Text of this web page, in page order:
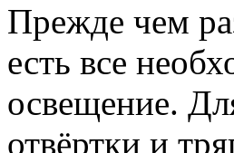
Прежде чем
есть все
освещение.
отвёртки и